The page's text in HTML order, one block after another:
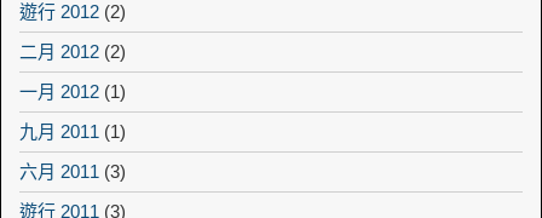
遊行 2012 (2)
二月 2012 (2)
一月 2012 (1)
九月 2011 (1)
六月 2011 (3)
遊行 2011 (3)